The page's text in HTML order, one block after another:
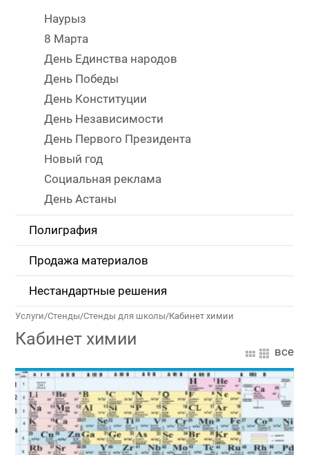
Наурыз
8 Марта
День Единства народов
День Победы
День Конституции
День Независимости
День Первого Президента
Новый год
Социальная реклама
День Астаны
Полиграфия
Продажа материалов
Нестандартные решения
Услуги/Стенды/Стенды для школы/Кабинет химии
Кабинет химии
все